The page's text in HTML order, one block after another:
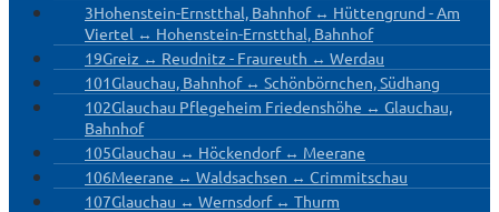
3Hohenstein-Ernstthal, Bahnhof ↔ Hüttengrund - Am
Viertel ↔ Hohenstein-Ernstthal, Bahnhof
19Greiz ↔ Reudnitz - Fraureuth ↔ Werdau
101Glauchau, Bahnhof ↔ Schönbörnchen, Südhang
102Glauchau Pflegeheim Friedenshöhe ↔ Glauchau,
Bahnhof
105Glauchau ↔ Höckendorf ↔ Meerane
106Meerane ↔ Waldsachsen ↔ Crimmitschau
107Glauchau ↔ Wernsdorf ↔ Thurm